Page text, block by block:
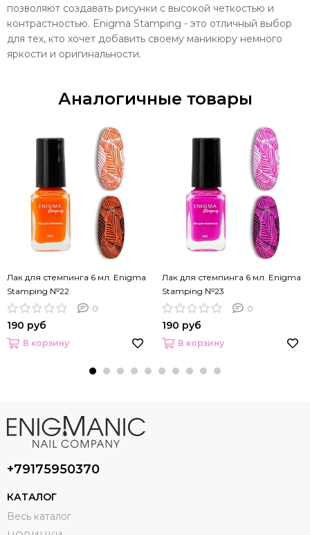
позволяют создавать рисунки с высокой четкостью и
контрастностью. Enigma Stamping - это отличный выбор
для тех, кто хочет добавить своему маникюру немного
яркости и оригинальности.
Аналогичные товары
Лак для стемпинга 6 мл. Enigma
Stamping №22
0
190 руб
В корзину
Лак для стемпинга 6 мл. Enigma
Stamping №23
0
190 руб
В корзину
+79175950370
КАТАЛОГ
Весь каталог